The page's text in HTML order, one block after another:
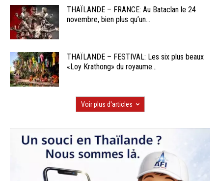
THAÏLANDE – FRANCE: Au Bataclan le 24
novembre, bien plus qu’un...
THAÏLANDE – FESTIVAL: Les six plus beaux
«Loy Krathong» du royaume...
Voir plus d'articles